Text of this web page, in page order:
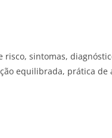
sintomas,
equilibrada, prática de